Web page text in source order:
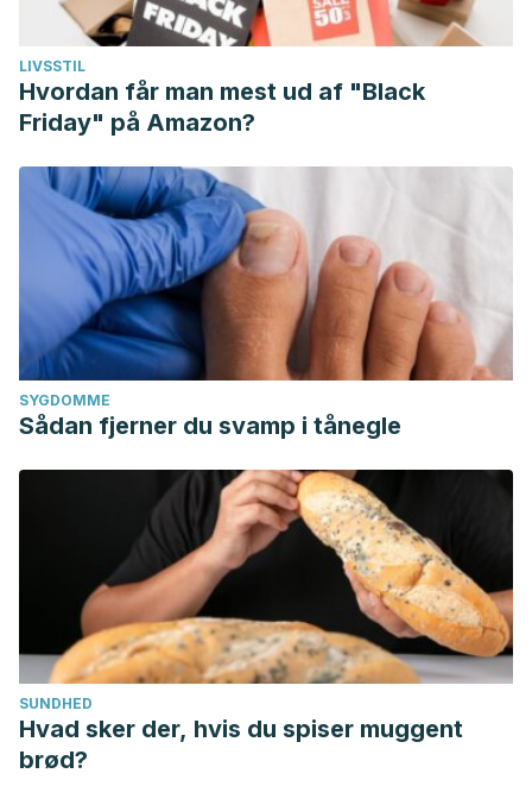
LIVSSTIL
Hvordan får man mest ud af "Black
Friday" på Amazon?
SYGDOMME
Sådan fjerner du svamp i tånegle
SUNDHED
Hvad sker der, hvis du spiser muggent
brød?